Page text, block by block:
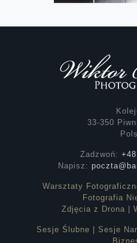
33-350
Zadzwoń:
Napisz:
Warsztaty
Fotografia
Zdjęcia z Drona
Sesje Ślubne Sesje